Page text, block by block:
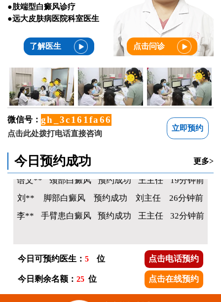
●肢端型白癜风诊疗
●远大皮肤病医院科室医生
了解医生 点击问诊
微信号： gh_3c161fa66c18
点击此处拨打电话直接咨询
立即预约
今日预约成功 更多>
毛** 下巴白癜风 预约成功
10分钟前
语文**
颈部白癜风
刘**
脚部白癜风 预约成功 刘主任
26分钟前
李**
手臂患白癜风 预约成功 王主任
32分钟前
张**
脸上有片白斑 预约成功 王主任
41分钟前
李**
后背白癜风 预约成功 王主任
53分钟前
柳** 儿童脸上有白斑 刘主任 54分钟前
林**
额头有块白癜风 预约成功 王主任 1小时前
今日可预约医生： 5 位 点击电话预约
今日剩余名额： 25 位 点击在线预约